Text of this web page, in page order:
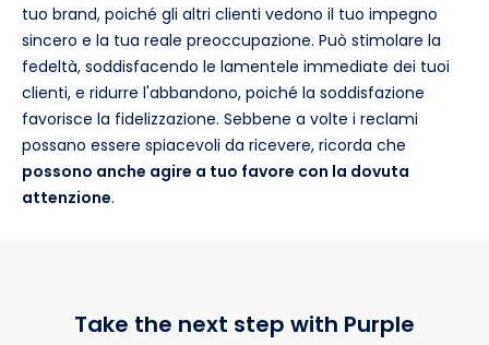
tuo brand, poiché gli altri clienti vedono il tuo impegno
sincero e la tua reale preoccupazione. Può stimolare la
fedeltà, soddisfacendo le lamentele immediate dei tuoi
clienti, e ridurre l'abbandono, poiché la soddisfazione
favorisce la fidelizzazione. Sebbene a volte i reclami
possano essere spiacevoli da ricevere, ricorda che
possono anche agire a tuo favore con la dovuta
attenzione.
Take the next step with Purple